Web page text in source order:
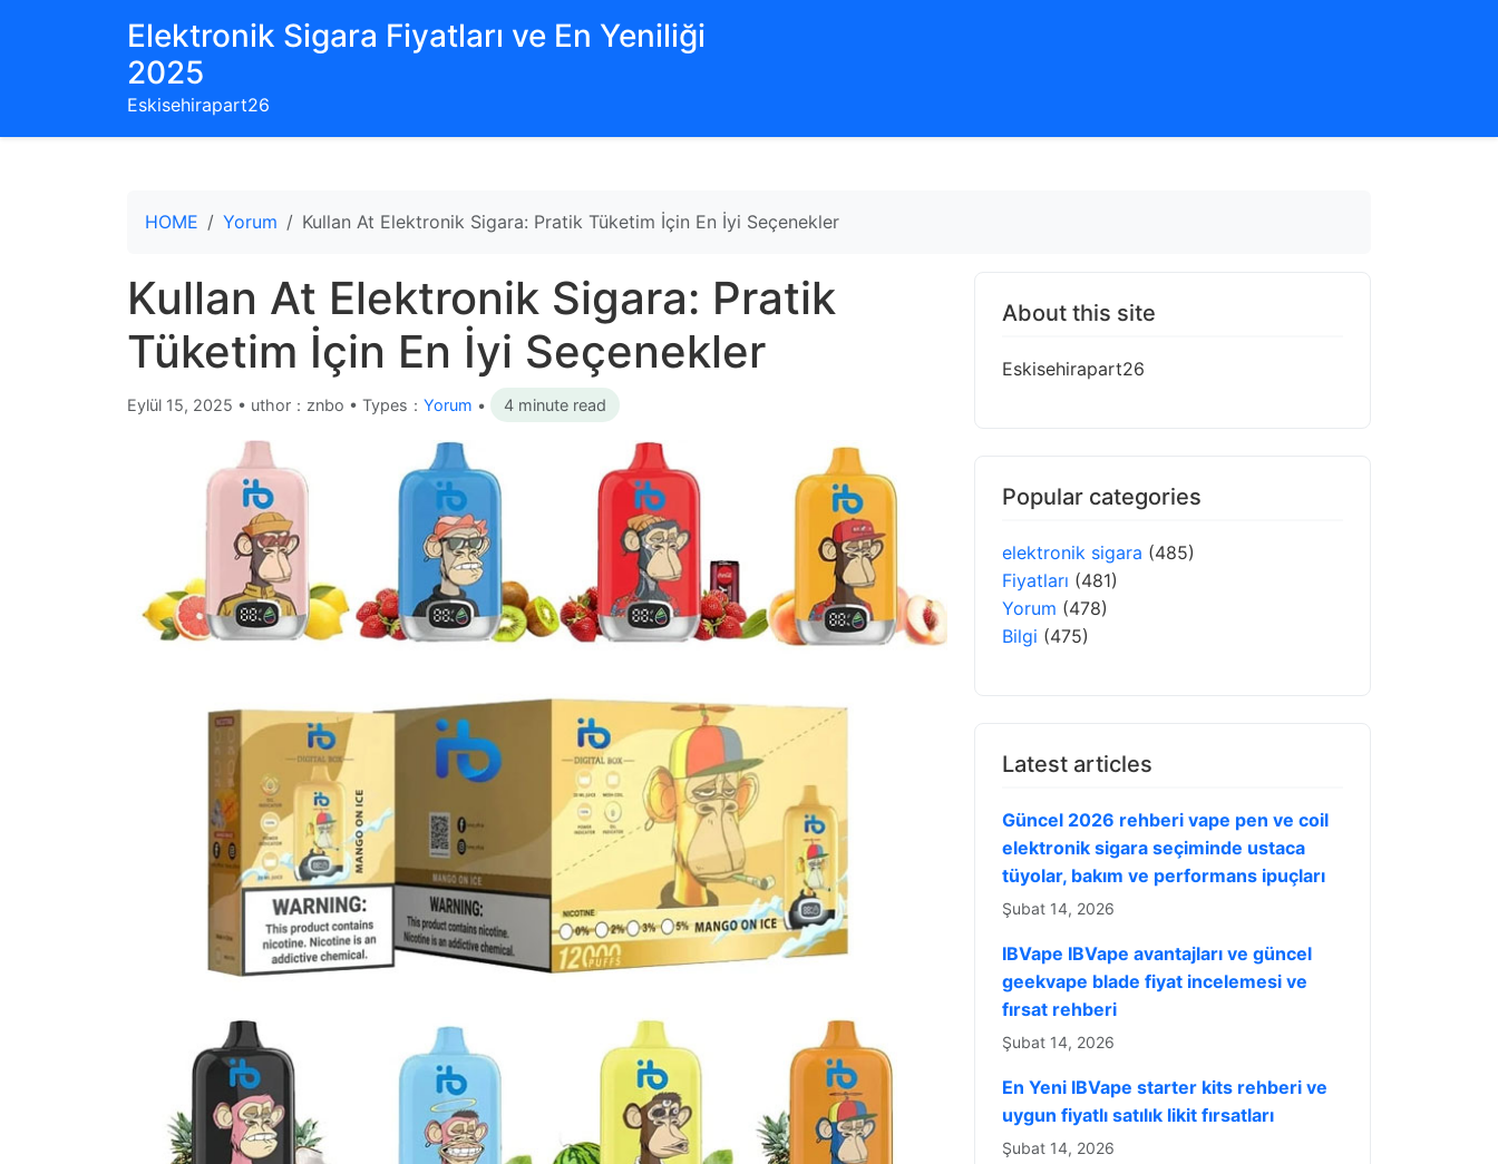
Elektronik Sigara Fiyatları ve En Yeniliği
2025
Eskisehirapart26
HOME Yorum Kullan At Elektronik Sigara: Pratik Tüketim İçin En İyi Seçenekler
Kullan At Elektronik Sigara: Pratik
Tüketim İçin En İyi Seçenekler
Eylül 15, 2025 • uthor：znbo • Types： Yorum • 4 minute read
About this site
Eskisehirapart26
Popular categories
elektronik sigara (485)
Fiyatları (481)
Yorum (478)
Bilgi (475)
Latest articles
Güncel 2026 rehberi vape pen ve coil
elektronik sigara seçiminde ustaca
tüyolar, bakım ve performans ipuçları
Şubat 14, 2026
IBVape IBVape avantajları ve güncel
geekvape blade fiyat incelemesi ve
fırsat rehberi
Şubat 14, 2026
En Yeni IBVape starter kits rehberi ve
uygun fiyatlı satılık likit fırsatları
Şubat 14, 2026